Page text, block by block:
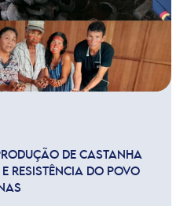
DE CASTANHA
E RESISTÊNCIA DO POVO